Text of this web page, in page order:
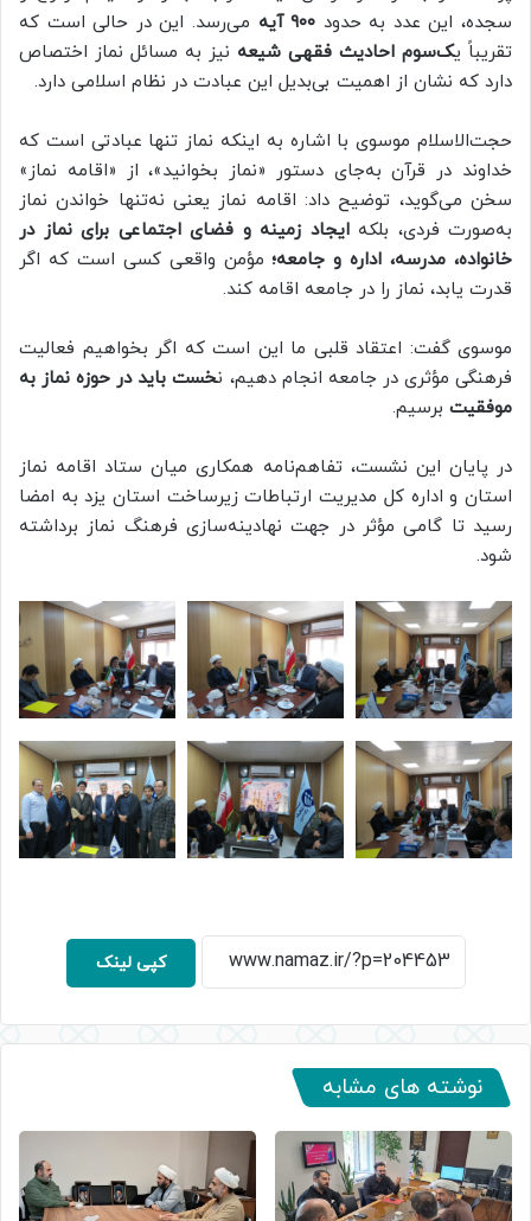
سجده، این عدد به حدود ۹۰۰ آیه
می‌رسد. این در حالی است که
تقریباً یک‌سوم احادیث فقهی شیعه نیز به مسائل نماز اختصاص
دارد که نشان از اهمیت بی‌بدیل این عبادت در نظام اسلامی دارد.
حجت‌الاسلام موسوی با اشاره به اینکه نماز تنها عبادتی است که
خداوند در قرآن به‌جای دستور «نماز بخوانید»، از «اقامه نماز»
سخن می‌گوید، توضیح داد: اقامه نماز یعنی نه‌تنها خواندن نماز
به‌صورت فردی، بلکهایجاد زمینه و فضای اجتماعی برای نماز در
خانواده، مدرسه، اداره و جامعه؛مؤمن واقعی کسی است که اگر
قدرت یابد، نماز را در جامعه اقامه کند.
موسوی گفت: اعتقاد قلبی ما این است که اگر بخواهیم فعالیت
فرهنگی مؤثری در جامعه انجام دهیم، نخست باید در حوزه نماز به
موفقیت برسیم.
در پایان این نشست، تفاهم‌نامه همکاری میان ستاد اقامه نماز
استان و اداره کل مدیریت ارتباطات زیرساخت استان یزد به امضا
رسید تا گامی مؤثر در جهت نهادینه‌سازی فرهنگ نماز برداشته
شود.
کپی لینک
نوشته های مشابه